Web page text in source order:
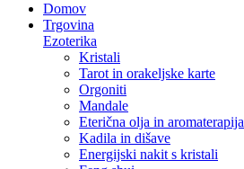
Domov
Trgovina
Ezoterika
Kristali
Tarot in orakeljske karte
Orgoniti
Mandale
Eterična olja in aromaterapija
Kadila in dišave
Energijski nakit s kristali